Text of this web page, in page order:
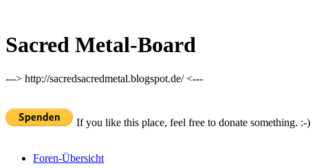
Sacred Metal-Board
---> http://sacredsacredmetal.blogspot.de/ <---
If you like this place, feel free to donate something. :-)
Foren-Übersicht